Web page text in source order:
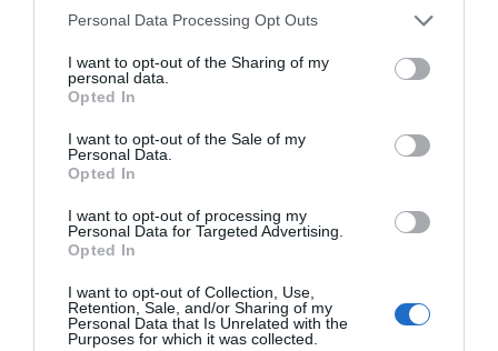
Personal Data Processing Opt Outs
I want to opt-out of the Sharing of my
personal data.
Opted In
I want to opt-out of the Sale of my
Personal Data.
Opted In
I want to opt-out of processing my
Personal Data for Targeted Advertising.
Opted In
I want to opt-out of Collection, Use,
Retention, Sale, and/or Sharing of my
Personal Data that Is Unrelated with the
Purposes for which it was collected.
Andalucía, en manos de los errores de
MARTHA GOLFÍN25/05/2021
Primarias PSOE-A: Espadas y Díaz, empate
a máximos
MARTHA GOLFÍN25/05/2021